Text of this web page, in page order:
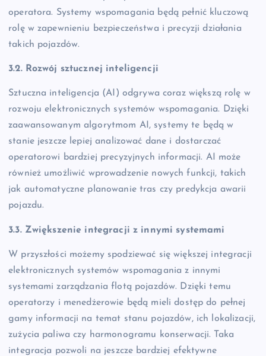
operatora. Systemy wspomagania będą pełnić kluczową
rolę w zapewnieniu bezpieczeństwa i precyzji działania
takich pojazdów.
3.2. Rozwój sztucznej inteligencji
Sztuczna inteligencja (AI) odgrywa coraz większą rolę w
rozwoju elektronicznych systemów wspomagania. Dzięki
zaawansowanym algorytmom AI, systemy te będą w
stanie jeszcze lepiej analizować dane i dostarczać
operatorowi bardziej precyzyjnych informacji. AI może
również umożliwić wprowadzenie nowych funkcji, takich
jak automatyczne planowanie tras czy predykcja awarii
pojazdu.
3.3. Zwiększenie integracji z innymi systemami
W przyszłości możemy spodziewać się większej integracji
elektronicznych systemów wspomagania z innymi
systemami zarządzania flotą pojazdów. Dzięki temu
operatorzy i menedżerowie będą mieli dostęp do pełnej
gamy informacji na temat stanu pojazdów, ich lokalizacji,
zużycia paliwa czy harmonogramu konserwacji. Taka
integracja pozwoli na jeszcze bardziej efektywne